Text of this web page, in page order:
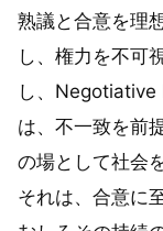
熟議と合意を理
し、権力を不可
し、
は、不一致を前
の場として社会
それは、合意に